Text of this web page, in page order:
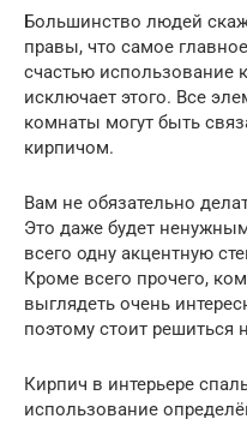
Большинство людей
правы, что самое
счастью использование
исключает этого. Все
комнаты могут быть
кирпичом.
Вам не обязательно
Это даже будет
всего одну акцентную
Кроме всего прочего,
выглядеть очень
поэтому стоит решиться
Кирпич в интерьере
использование